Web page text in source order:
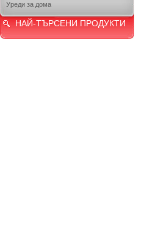
Уреди за дома
НАЙ-ТЪРСЕНИ ПРОДУКТИ